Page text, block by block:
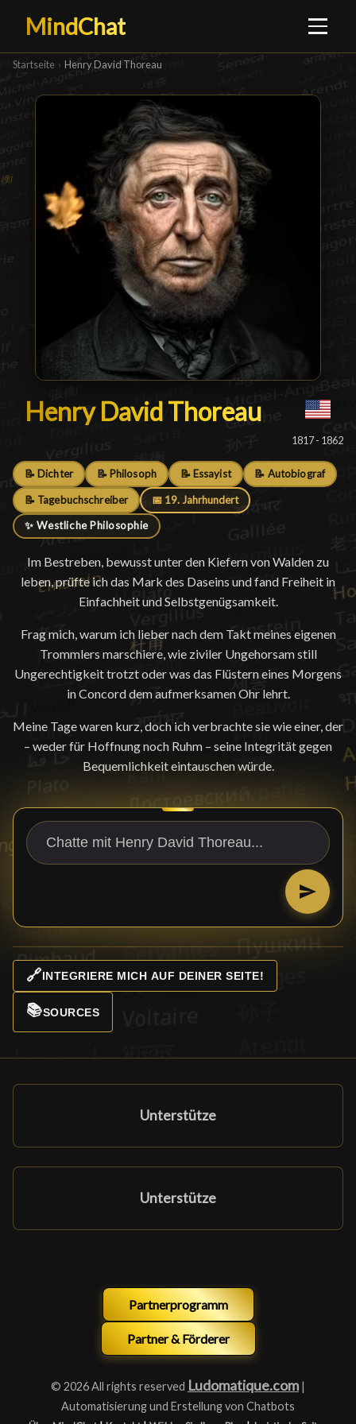
MindChat
Startseite › Henry David Thoreau
Henry David Thoreau
Henry David Thoreau
1817 - 1862
📝 Dichter 📝 Philosoph 📝 Essayist 📝 Autobiograf
📝 Tagebuchschreiber 📅 19. Jahrhundert
✨ Westliche Philosophie
Im Bestreben, bewusst unter den Kiefern von Walden zu
leben, prüfte ich das Mark des Daseins und fand Freiheit in
Einfachheit und Selbstgenügsamkeit.
Frag mich, warum ich lieber nach dem Takt meines eigenen
Trommlers marschiere, wie ziviler Ungehorsam still
Ungerechtigkeit trotzt oder was das Flüstern eines Morgens
in Concord dem aufmerksamen Ohr lehrt.
Meine Tage waren kurz, doch ich verbrachte sie wie einer, der
– weder für Hoffnung noch Ruhm – seine Integrität gegen
Bequemlichkeit eintauschen würde.
🔗INTEGRIERE MICH AUF DEINER SEITE!
📚SOURCES
Unterstütze
Unterstütze
Partnerprogramm
Partner & Förderer
© 2026 All rights reserved Ludomatique.com |
Automatisierung und Erstellung von Chatbots